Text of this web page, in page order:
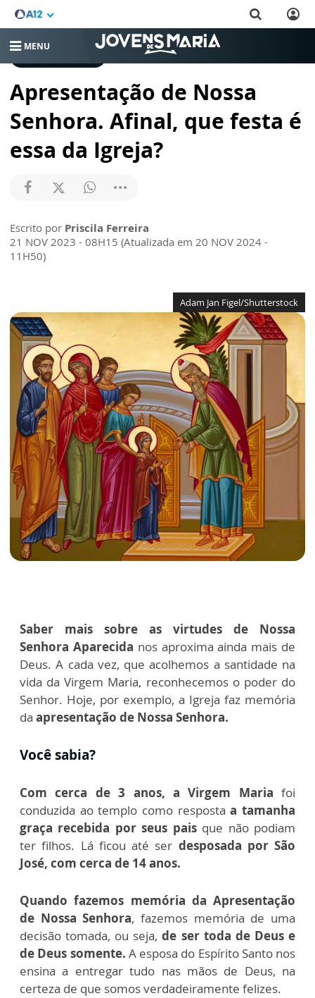
MENU
Apresentação de Nossa
Senhora. Afinal, que festa é
essa da Igreja?
Escrito por Priscila Ferreira
21 NOV 2023 - 08H15 (Atualizada em 20 NOV 2024 -
11H50)
Adam Jan Figel/Shutterstock
Saber mais sobre as virtudes de Nossa
Senhora Aparecida nos aproxima ainda mais de
Deus. A cada vez, que acolhemos a santidade na
vida da Virgem Maria, reconhecemos o poder do
Senhor. Hoje, por exemplo, a Igreja faz memória
da apresentação de Nossa Senhora.
Você sabia?
Com cerca de 3 anos, a Virgem Maria foi
conduzida ao templo como respostaa tamanha
graça recebida por seus pais que não podiam
ter filhos. Lá ficou até ser desposada por São
José, com cerca de 14 anos.
Quando fazemos memória da Apresentação
de Nossa Senhora, fazemos memória de uma
decisão tomada, ou seja,de ser toda de Deus e
de Deus somente. A esposa do Espírito Santo nos
ensina a entregar tudo nas mãos de Deus, na
certeza de que somos verdadeiramente felizes.